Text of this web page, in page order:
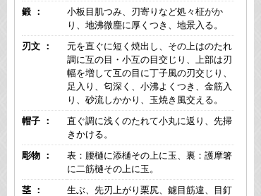
鍛 ：
小板目肌つみ、刃寄りなど処々柾がか
り、地沸微塵に厚くつき、地景入る。
刃文 ：
元を直ぐに短く焼出し、その上はのたれ
調に互の目・小互の目交じり、上部は刃
幅を増して互の目に丁子風の刃交じり、
足入り、匂深く、小沸よくつき、金筋入
り、砂流しかかり、玉焼き風交える。
帽子 ：
直ぐ調に浅くのたれて小丸に返り、先掃
きかける。
彫物 ：
表：腰樋に添樋その上に玉、裏：護摩箸
に二筋樋その上に玉。
茎 ：
生ぶ、先刃上がり栗尻、鑢目筋違、目釘